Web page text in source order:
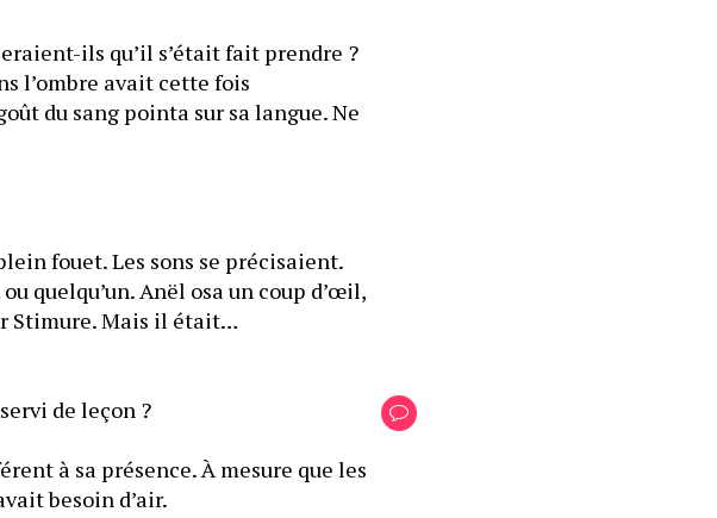
ils qu’il s’était fait prendre ?
l’ombre avait cette fois
du sang pointa sur sa langue. Ne
fouet. Les sons se précisaient.
quelqu’un. Anël osa un coup d’œil,
Stimure. Mais il était…
de leçon ?
à sa présence. À mesure que les
besoin d’air.